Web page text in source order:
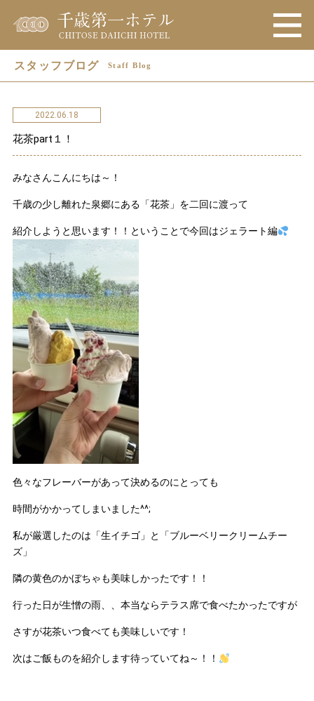
スタッフブログ Staff Blog
2022.06.18
花茶part１！
みなさんこんにちは～！
千歳の少し離れた泉郷にある「花茶」を二回に渡って
紹介しようと思います！！ということで今回はジェラート編
色々なフレーバーがあって決めるのにとっても
時間がかかってしまいました^^;
私が厳選したのは「生イチゴ」と「ブルーベリークリームチー
ズ」
隣の黄色のかぼちゃも美味しかったです！！
行った日が生憎の雨、、本当ならテラス席で食べたかったですが
さすが花茶いつ食べても美味しいです！
次はご飯ものを紹介します待っていてね～！！